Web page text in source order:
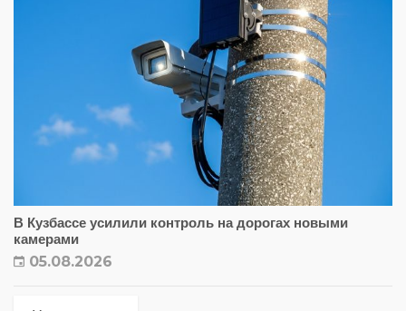
В Кузбассе усилили контроль на дорогах новыми
камерами
05.08.2026